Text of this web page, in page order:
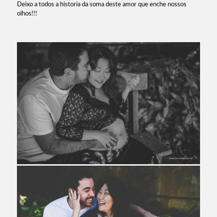
Deixo a todos a historia da soma deste amor que enche nossos
olhos!!!